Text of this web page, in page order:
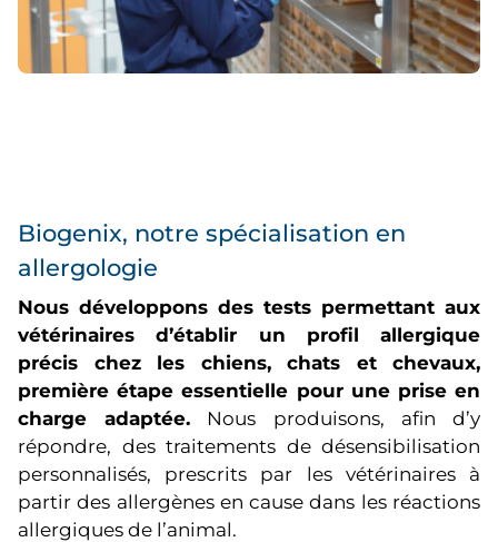
Biogenix, notre spécialisation en
allergologie
Nous développons des tests permettant aux
vétérinaires d’établir un profil allergique
précis chez les chiens, chats et chevaux,
première étape essentielle pour une prise en
charge adaptée. Nous produisons, afin d’y
répondre, des traitements de désensibilisation
personnalisés, prescrits par les vétérinaires à
partir des allergènes en cause dans les réactions
allergiques de l’animal.